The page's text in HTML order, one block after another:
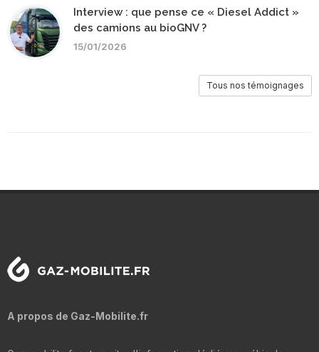
Interview : que pense ce « Diesel Addict »
des camions au bioGNV ?
15/01/2026
Tous nos témoignages
A propos de Gaz-Mobilite.fr